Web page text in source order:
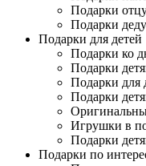
Подарки
Подарки
Подарки для детей
Подарки ко
Подарки
Подарки для
Подарки
Игрушки в
Подарки
Подарки по